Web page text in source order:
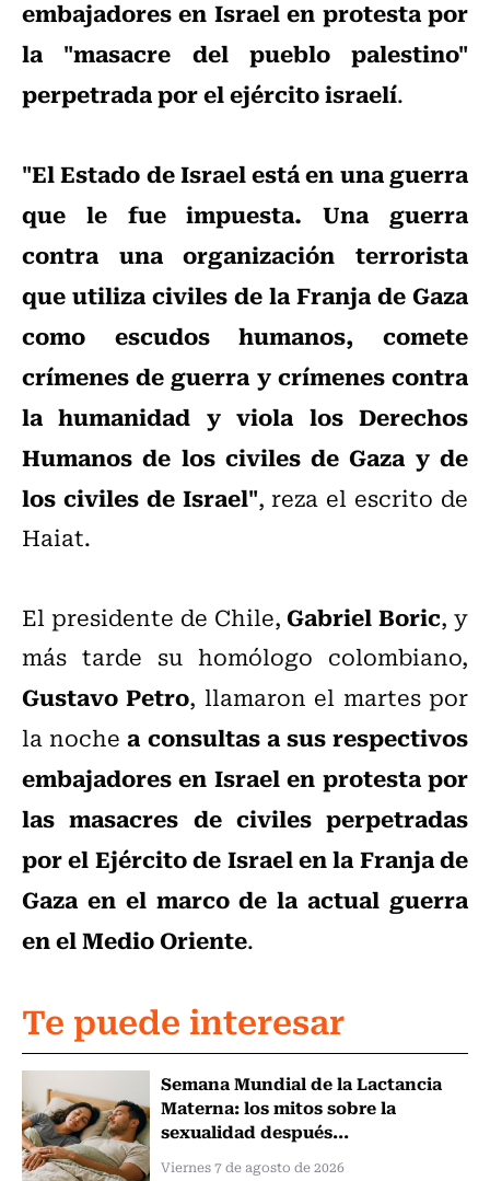
embajadores en Israel en protesta por
la "masacre del pueblo palestino"
perpetrada por el ejército israelí.
"El Estado de Israel está en una guerra
que le fue impuesta. Una guerra
contra una organización terrorista
que utiliza civiles de la Franja de Gaza
como escudos humanos, comete
crímenes de guerra y crímenes contra
la humanidad y viola los Derechos
Humanos de los civiles de Gaza y de
los civiles de Israel", reza el escrito de
Haiat.
El presidente de Chile,Gabriel Boric, y
más tarde su homólogo colombiano,
Gustavo Petro, llamaron el martes por
la nochea consultas a sus respectivos
embajadores en Israel en protesta por
las masacres de civiles perpetradas
por el Ejército de Israel en la Franja de
Gaza en el marco de la actual guerra
en el Medio Oriente.
Te puede interesar
Semana Mundial de la Lactancia
Materna: los mitos sobre la
sexualidad después...
Viernes 7 de agosto de 2026